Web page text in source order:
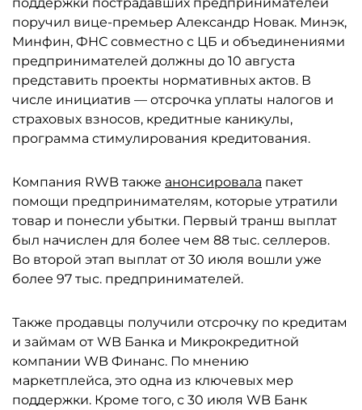
поручил вице-премьер Александр Новак. Минэк,
Минфин, ФНС совместно с ЦБ и объединениями
предпринимателей должны до 10 августа
представить проекты нормативных актов. В
числе инициатив — отсрочка уплаты налогов и
страховых взносов, кредитные каникулы,
программа стимулирования кредитования.
Компания RWB также анонсировала пакет
помощи предпринимателям, которые утратили
товар и понесли убытки. Первый транш выплат
был начислен для более чем 88 тыс. селлеров.
Во второй этап выплат от 30 июля вошли уже
более 97 тыс. предпринимателей.
Также продавцы получили отсрочку по кредитам
и займам от WB Банка и Микрокредитной
компании WB Финанс. По мнению
маркетплейса, это одна из ключевых мер
поддержки. Кроме того, с 30 июля WB Банк